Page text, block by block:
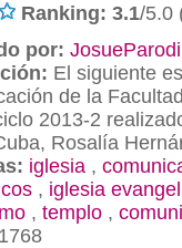
Ranking: 3.1/5.0
por: JosueParodi
El siguiente
de la
2013-2
Rosalía
iglesia ,
, iglesia
, templo ,
1768